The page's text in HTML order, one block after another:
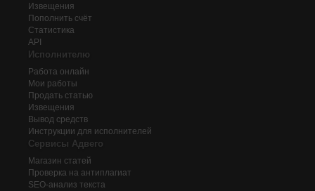
Извещения
Пополнить счёт
Статистика
API
Исполнителю
Работа онлайн
Мои работы
Продать статью
Извещения
Вывод средств
Инструкции для исполнителей
Сервисы Адвего
Магазин статей
Проверка на антиплагиат
SEO-анализ текста